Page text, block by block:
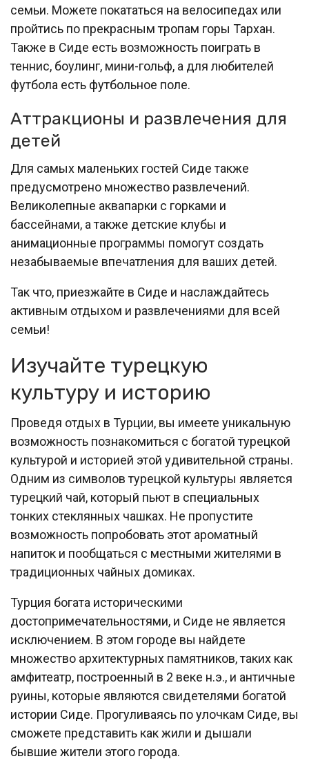
семьи. Можете покататься на велосипедах или
пройтись по прекрасным тропам горы Тархан.
Также в Сиде есть возможность поиграть в
теннис, боулинг, мини-гольф, а для любителей
футбола есть футбольное поле.
Аттракционы и развлечения для
детей
Для самых маленьких гостей Сиде также
предусмотрено множество развлечений.
Великолепные аквапарки с горками и
бассейнами, а также детские клубы и
анимационные программы помогут создать
незабываемые впечатления для ваших детей.
Так что, приезжайте в Сиде и наслаждайтесь
активным отдыхом и развлечениями для всей
семьи!
Изучайте турецкую
культуру и историю
Проведя отдых в Турции, вы имеете уникальную
возможность познакомиться с богатой турецкой
культурой и историей этой удивительной страны.
Одним из символов турецкой культуры является
турецкий чай, который пьют в специальных
тонких стеклянных чашках. Не пропустите
возможность попробовать этот ароматный
напиток и пообщаться с местными жителями в
традиционных чайных домиках.
Турция богата историческими
достопримечательностями, и Сиде не является
исключением. В этом городе вы найдете
множество архитектурных памятников, таких как
амфитеатр, построенный в 2 веке н.э., и античные
руины, которые являются свидетелями богатой
истории Сиде. Прогуливаясь по улочкам Сиде, вы
сможете представить как жили и дышали
бывшие жители этого города.